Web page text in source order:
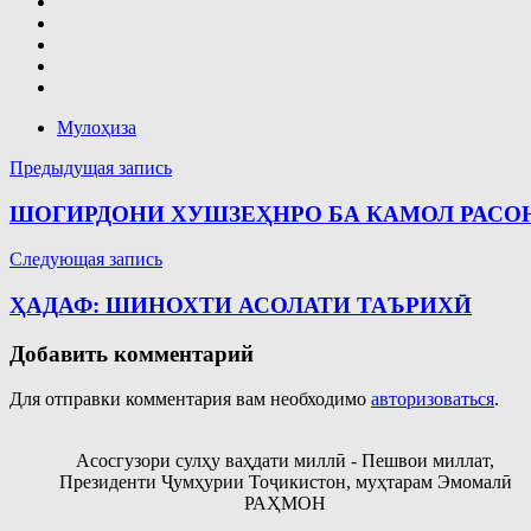
Мулоҳиза
Навигация
по
записям
Предыдущая запись
ШОГИРДОНИ ХУШЗЕҲНРО БА КАМОЛ
Следующая запись
ҲАДАФ: ШИНОХТИ АСОЛАТИ ТАЪРИХӢ
Добавить комментарий
Для отправки комментария вам необходимо авторизоваться.
Асосгузори сулҳу ваҳдати миллӣ - Пешвои миллат,
Президенти Ҷумҳурии Тоҷикистон, муҳтарам Эмомалӣ
РАҲМОН